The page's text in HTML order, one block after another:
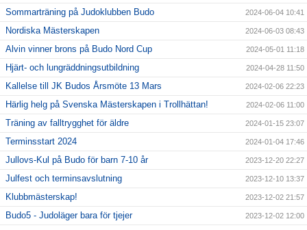
Sommarträning på Judoklubben Budo 2024-06-04 10:41
Nordiska Mästerskapen 2024-06-03 08:43
Alvin vinner brons på Budo Nord Cup 2024-05-01 11:18
Hjärt- och lungräddningsutbildning 2024-04-28 11:50
Kallelse till JK Budos Årsmöte 13 Mars 2024-02-06 22:23
Härlig helg på Svenska Mästerskapen i Trollhättan! 2024-02-06 11:00
Träning av falltrygghet för äldre 2024-01-15 23:07
Terminsstart 2024 2024-01-04 17:46
Jullovs-Kul på Budo för barn 7-10 år 2023-12-20 22:27
Julfest och terminsavslutning 2023-12-10 13:37
Klubbmästerskap! 2023-12-02 21:57
Budo5 - Judoläger bara för tjejer 2023-12-02 12:00